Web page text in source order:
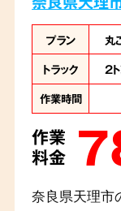
プラン 丸
トラック
2
作業時間
作業
料金
奈良県天理市